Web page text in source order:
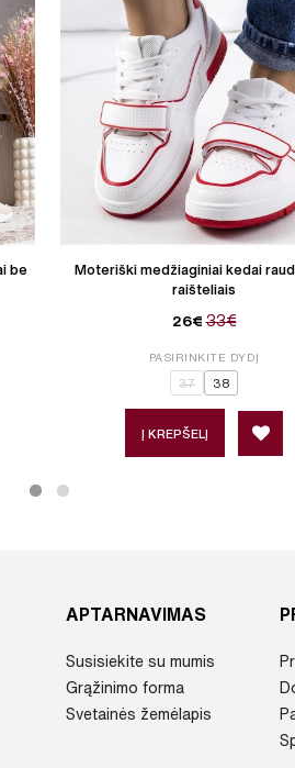
be
Moteriški medžiaginiai kedai
raišteliais
26€ 33€
PASIRINKITE DYDĮ
37 38
Į KREPŠELĮ
APTARNAVIMAS
Susisiekite su mumis
Grąžinimo forma
Svetainės žemėlapis